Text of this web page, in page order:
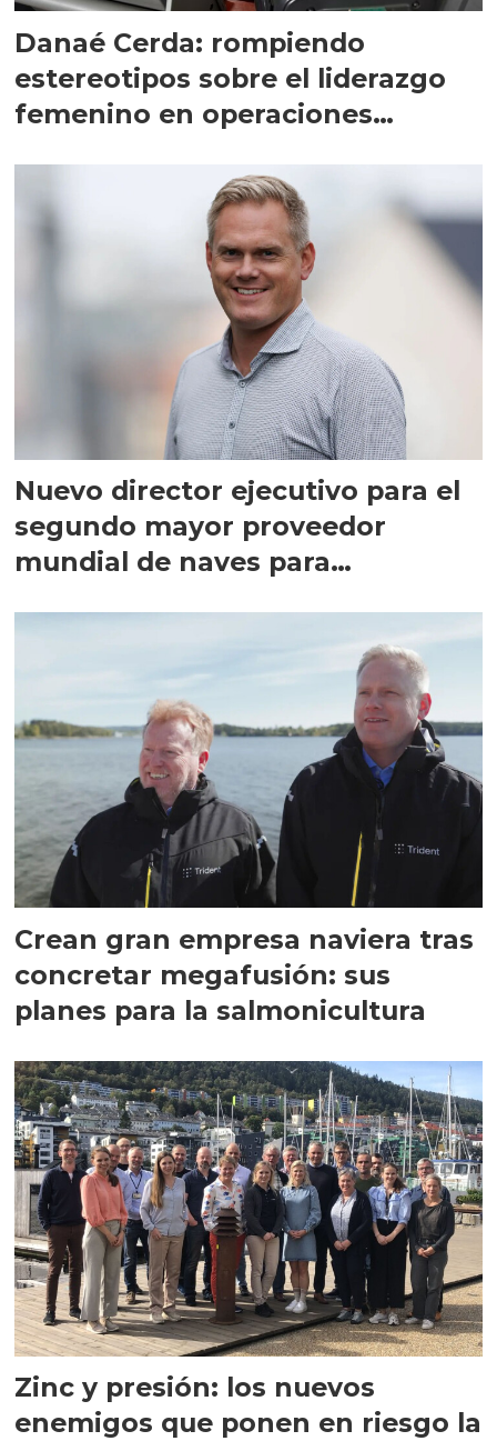
Danaé Cerda: rompiendo
estereotipos sobre el liderazgo
femenino en operaciones
Nuevo director ejecutivo para el
segundo mayor proveedor
mundial de naves para
Crean gran empresa naviera tras
concretar megafusión: sus
planes para la salmonicultura
Zinc y presión: los nuevos
enemigos que ponen en riesgo la